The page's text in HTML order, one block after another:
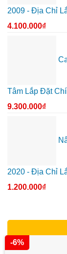
2009 - Địa Chỉ
4.100.000₫
Tâm Lắp Đặt
9.300.000₫
2020 - Địa Chỉ
1.200.000₫
-6%